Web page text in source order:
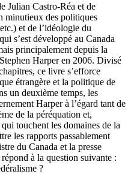
Julian Castro-Réa et de
minutieux des politiques
et de l’idéologie du
s’est développé au Canada
principalement depuis la
Harper en 2006. Divisé
ce livre s’efforce
étrangère et la politique de
un deuxième temps, les
Harper à l’égard tant de
de la péréquation et,
touchent les domaines de la
les rapports passablement
du Canada et la presse
à la question suivante :
?